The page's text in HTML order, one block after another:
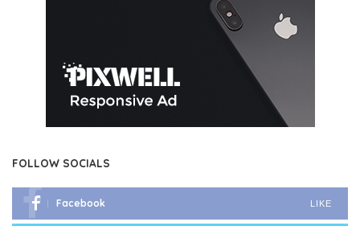
FOLLOW SOCIALS
Facebook LIKE